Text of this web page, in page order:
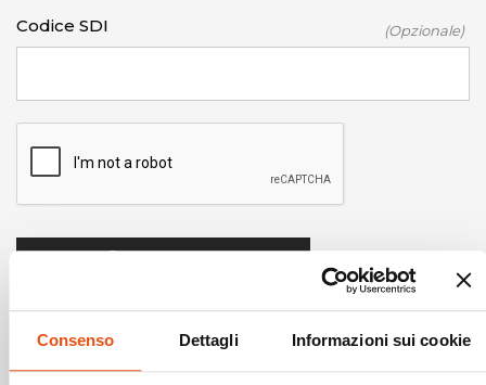
Consenso Dettagli Informazioni sui cookie
Codice SDI (Opzionale)